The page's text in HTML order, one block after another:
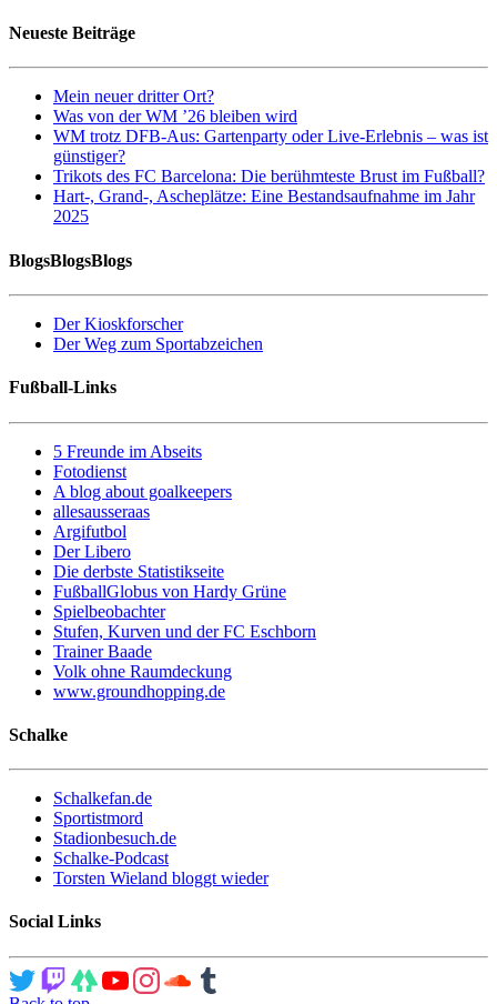
Neueste Beiträge
Mein neuer dritter Ort?
Was von der WM ’26 bleiben wird
WM trotz DFB-Aus: Gartenparty oder Live-Erlebnis – was ist
günstiger?
Trikots des FC Barcelona: Die berühmteste Brust im Fußball?
Hart-, Grand-, Ascheplätze: Eine Bestandsaufnahme im Jahr
2025
BlogsBlogsBlogs
Der Kioskforscher
Der Weg zum Sportabzeichen
Fußball-Links
5 Freunde im Abseits
Fotodienst
A blog about goalkeepers
allesausseraas
Argifutbol
Der Libero
Die derbste Statistikseite
FußballGlobus von Hardy Grüne
Spielbeobachter
Stufen, Kurven und der FC Eschborn
Trainer Baade
Volk ohne Raumdeckung
www.groundhopping.de
Schalke
Schalkefan.de
Sportistmord
Stadionbesuch.de
Schalke-Podcast
Torsten Wieland bloggt wieder
Social Links